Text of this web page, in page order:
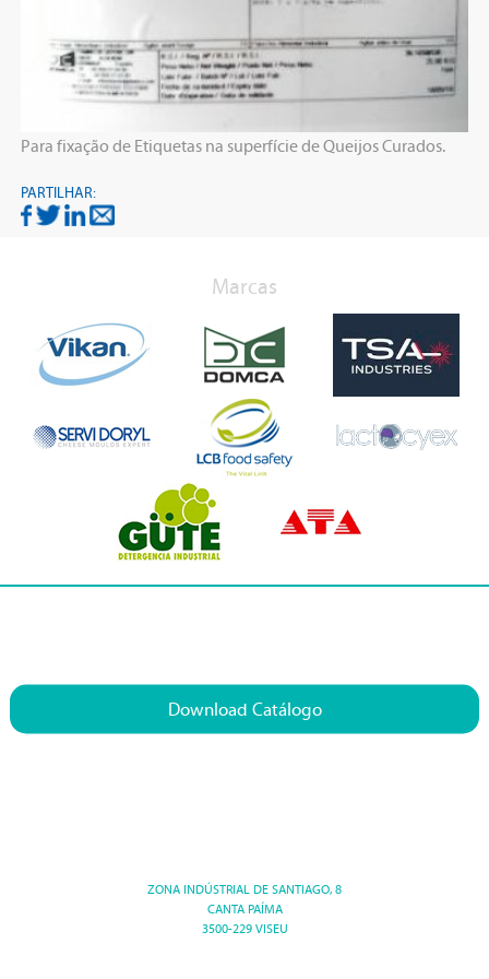
Para fixação de Etiquetas na superfície de Queijos Curados.
PARTILHAR:
Marcas
Download Catálogo
ZONA INDÚSTRIAL DE SANTIAGO, 8
CANTA PAÍMA
3500-229 VISEU